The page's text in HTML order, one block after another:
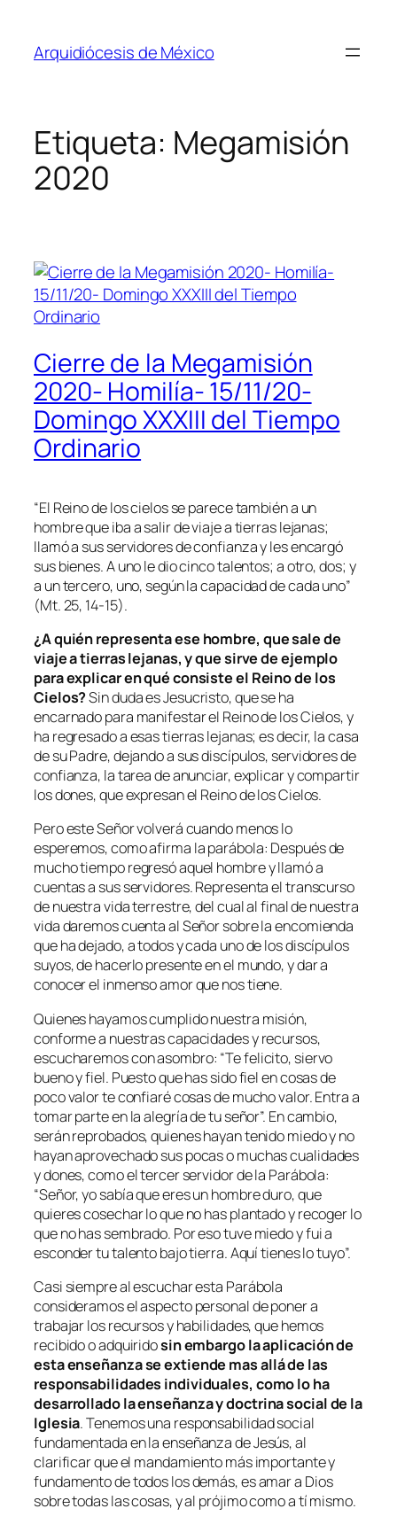
contenido
Arquidiócesis de México
Etiqueta: Megamisión
2020
Cierre de la Megamisión
2020- Homilía- 15/11/20-
Domingo XXXIII del Tiempo
Ordinario
“El Reino de los cielos se parece también a un
hombre que iba a salir de viaje a tierras lejanas;
llamó a sus servidores de confianza y les encargó
sus bienes. A uno le dio cinco talentos; a otro, dos; y
a un tercero, uno, según la capacidad de cada uno”
(Mt. 25, 14-15).
¿A quién representa ese hombre, que sale de
viaje a tierras lejanas, y que sirve de ejemplo
para explicar en qué consiste el Reino de los
Cielos?Sin duda es Jesucristo, que se ha
encarnado para manifestar el Reino de los Cielos, y
ha regresado a esas tierras lejanas; es decir, la casa
de su Padre, dejando a sus discípulos, servidores de
confianza, la tarea de anunciar, explicar y compartir
los dones, que expresan el Reino de los Cielos.
Pero este Señor volverá cuando menos lo
esperemos, como afirma la parábola: Después de
mucho tiempo regresó aquel hombre y llamó a
cuentas a sus servidores. Representa el transcurso
de nuestra vida terrestre, del cual al final de nuestra
vida daremos cuenta al Señor sobre la encomienda
que ha dejado, a todos y cada uno de los discípulos
suyos, de hacerlo presente en el mundo, y dar a
conocer el inmenso amor que nos tiene.
Quienes hayamos cumplido nuestra misión,
conforme a nuestras capacidades y recursos,
escucharemos con asombro: “Te felicito, siervo
bueno y fiel. Puesto que has sido fiel en cosas de
poco valor te confiaré cosas de mucho valor. Entra a
tomar parte en la alegría de tu señor”. En cambio,
serán reprobados, quienes hayan tenido miedo y no
hayan aprovechado sus pocas o muchas cualidades
y dones, como el tercer servidor de la Parábola:
“Señor, yo sabía que eres un hombre duro, que
quieres cosechar lo que no has plantado y recoger lo
que no has sembrado. Por eso tuve miedo y fui a
esconder tu talento bajo tierra. Aquí tienes lo tuyo”.
Casi siempre al escuchar esta Parábola
consideramos el aspecto personal de poner a
trabajar los recursos y habilidades, que hemos
recibido o adquiridosin embargo la aplicación de
esta enseñanza se extiende mas allá de las
responsabilidades individuales, como lo ha
desarrollado la enseñanza y doctrina social de la
Iglesia. Tenemos una responsabilidad social
fundamentada en la enseñanza de Jesús, al
clarificar que el mandamiento más importante y
fundamento de todos los demás, es amar a Dios
sobre todas las cosas, y al prójimo como a tí mismo.